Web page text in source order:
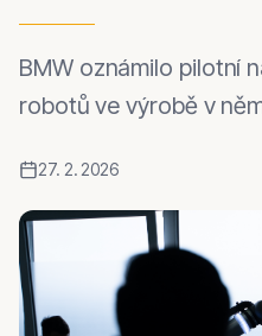
BMW oznámilo pilotní
robotů ve výrobě v
27. 2. 2026